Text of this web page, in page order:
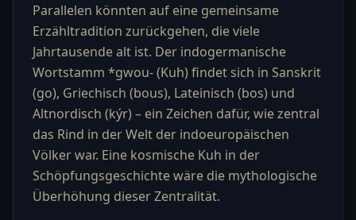
Parallelen könnten auf eine gemeinsame
Erzähltradition zurückgehen, die viele
Jahrtausende alt ist. Der indogermanische
Wortstamm *gwou- (Kuh) findet sich in Sanskrit
(go), Griechisch (bous), Lateinisch (bos) und
Altnordisch (kýr) – ein Zeichen dafür, wie zentral
das Rind in der Welt der indoeuropäischen
Völker war. Eine kosmische Kuh in der
Schöpfungsgeschichte wäre die mythologische
Überhöhung dieser Zentralität.